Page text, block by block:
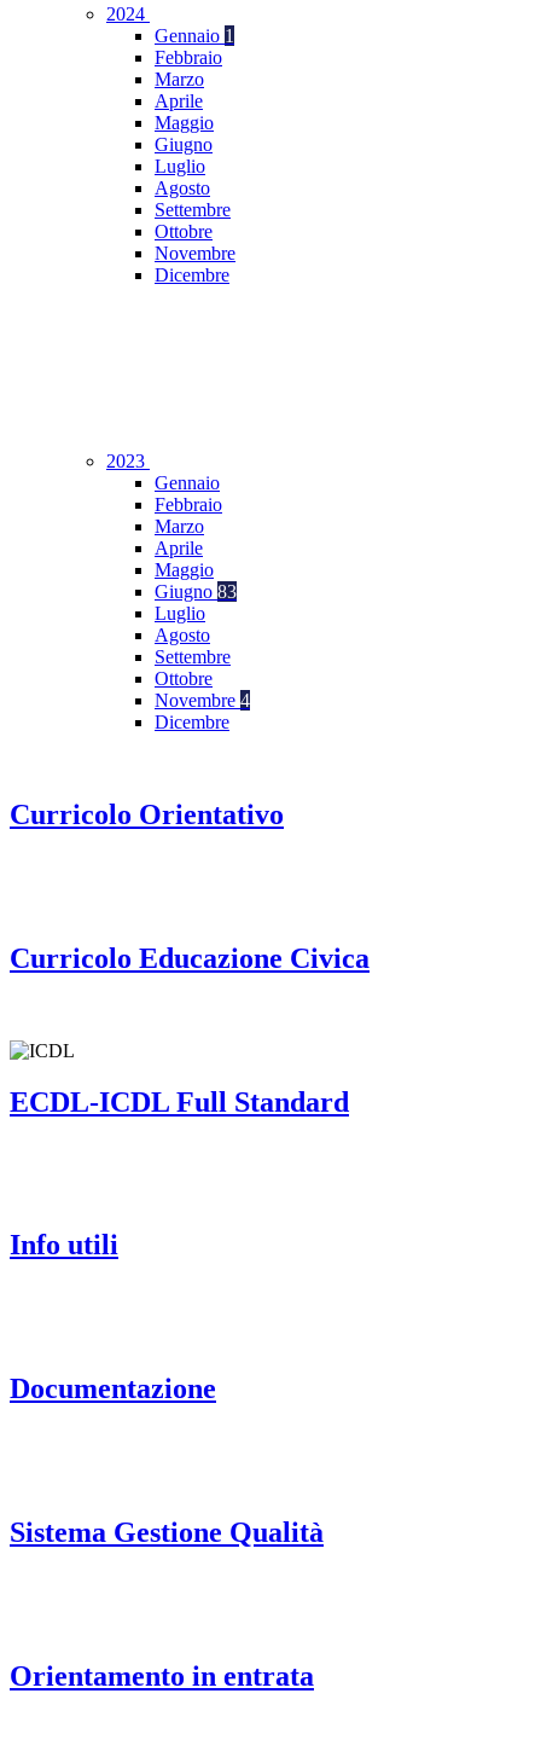
2024
Gennaio 1
Febbraio
Marzo
Aprile
Maggio
Giugno
Luglio
Agosto
Settembre
Ottobre
Novembre
Dicembre
2023
Gennaio
Febbraio
Marzo
Aprile
Maggio
Giugno 83
Luglio
Agosto
Settembre
Ottobre
Novembre 4
Dicembre
Curricolo Orientativo
Curricolo Educazione Civica
ECDL-ICDL Full Standard
Info utili
Documentazione
Sistema Gestione Qualità
Orientamento in entrata